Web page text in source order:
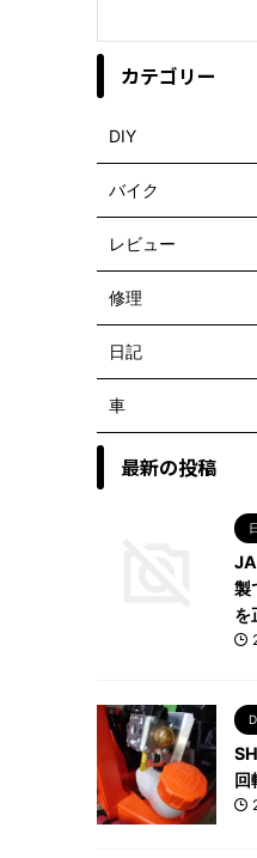
カテゴリー
DIY
バイク
レビュー
修理
日記
車
最新の投稿
製
を
回